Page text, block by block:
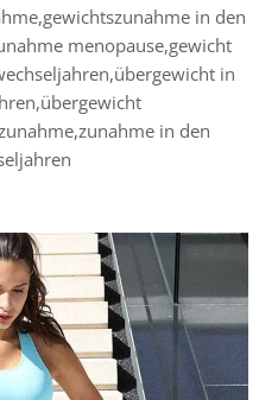
in den
menopause,gewicht
in
in den